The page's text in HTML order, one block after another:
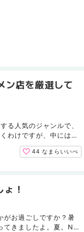
ン店を厳選して
る人気のジャンルで、
わけですが、中にはそ
した太麺...
44なまらいいべ
！
がお過ごしですか？暑
てきましたよ。夏。N